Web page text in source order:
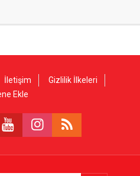
İletişim
Gizlilik İlkeleri
Ekle